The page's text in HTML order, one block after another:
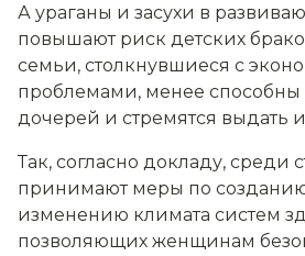
А ураганы и засухи в
повышают риск детских
семьи, столкнувшиеся с
проблемами, менее
дочерей и стремятся выдать
Так, согласно докладу, среди
принимают меры по
изменению климата систем
позволяющих женщинам